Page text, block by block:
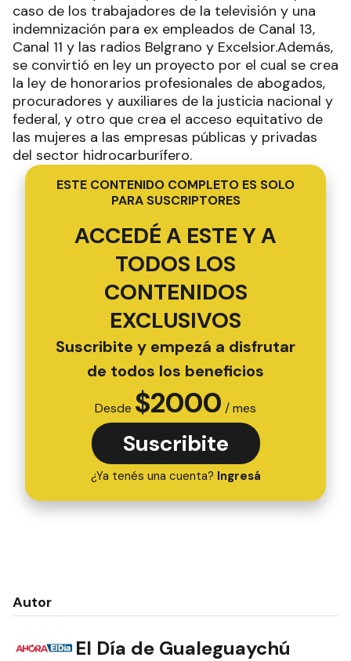
caso de los trabajadores de la televisión y una
indemnización para ex empleados de Canal 13,
Canal 11 y las radios Belgrano y Excelsior.Además,
se convirtió en ley un proyecto por el cual se crea
la ley de honorarios profesionales de abogados,
procuradores y auxiliares de la justicia nacional y
federal, y otro que crea el acceso equitativo de
las mujeres a las empresas públicas y privadas
del sector hidrocarburífero.
ESTE CONTENIDO COMPLETO ES SOLO
PARA SUSCRIPTORES
ACCEDÉ A ESTE Y A
TODOS LOS
CONTENIDOS
EXCLUSIVOS
Suscribite y empezá a disfrutar
de todos los beneficios
Desde $2000 / mes
Suscribite
¿Ya tenés una cuenta? Ingresá
Autor
El Día de Gualeguaychú